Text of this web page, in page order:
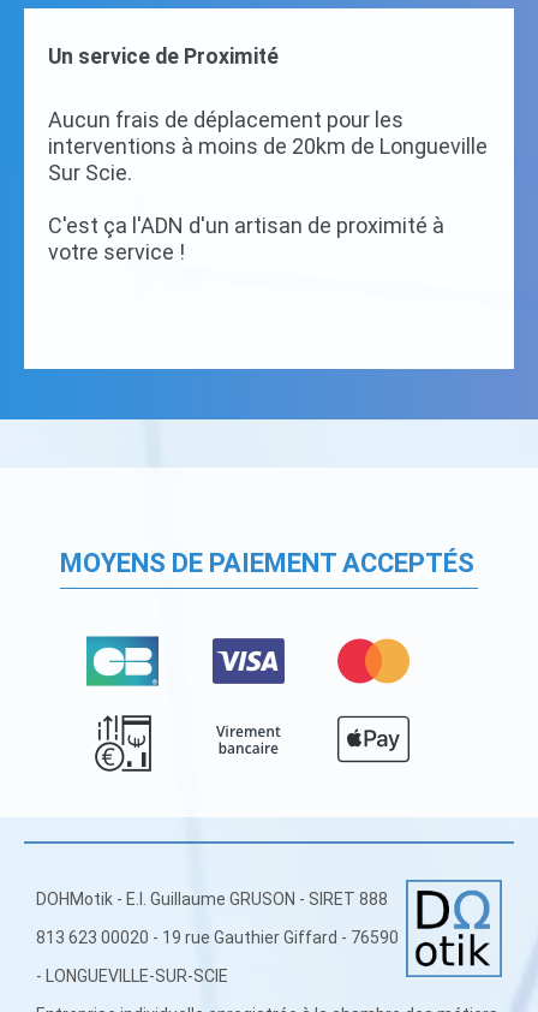
Un service de Proximité
Aucun frais de déplacement pour les
interventions à moins de 20km de Longueville
Sur Scie.
C'est ça l'ADN d'un artisan de proximité à
votre service !
MOYENS DE PAIEMENT ACCEPTÉS
DOHMotik - E.I. Guillaume GRUSON - SIRET 888
813 623 00020 - 19 rue Gauthier Giffard - 76590
- LONGUEVILLE-SUR-SCIE